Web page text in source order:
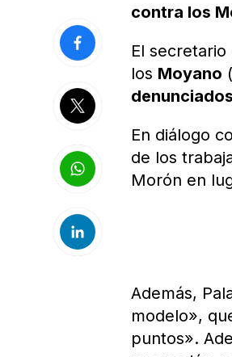
contra los
El
los Moyano
En diálogo
de los
Morón en
Además,
modelo»,
puntos».